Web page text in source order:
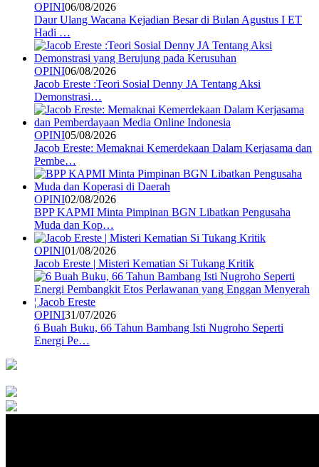
OPINI06/08/2026
Daur Ulang Wacana Kejadian Besar di Bulan Agustus I ET
Hadi …
OPINI06/08/2026
Jacob Ereste :Teori Sosial Denny JA Tentang Aksi
Demonstrasi…
OPINI05/08/2026
Jacob Ereste: Memaknai Kemerdekaan Dalam Kerjasama dan
Pembe…
OPINI02/08/2026
BPP KAPMI Minta Pimpinan BGN Libatkan Pengusaha
Muda dan Kop…
OPINI01/08/2026
Jacob Ereste | Misteri Kematian Si Tukang Kritik
OPINI31/07/2026
6 Buah Buku, 66 Tahun Bambang Isti Nugroho Seperti
Energi Pe…